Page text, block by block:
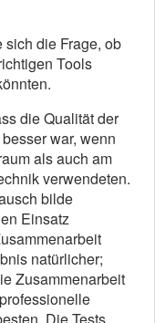
sich die Frage, ob
Tools
die Qualität der
war, wenn
als auch am
verwendeten.
bilde
Einsatz
natürlicher;
Zusammenarbeit